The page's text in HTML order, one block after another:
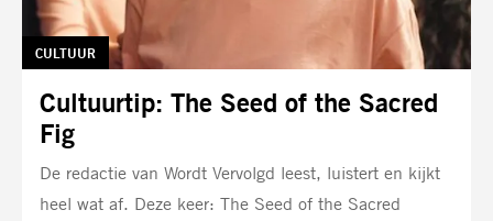
Cultuurtip: The Seed of the Sacred
Fig
TAG:
CULTUUR
De redactie van Wordt Vervolgd leest, luistert en kijkt
heel wat af. Deze keer: The Seed of the Sacred